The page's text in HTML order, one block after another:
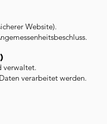
Website).
verwaltet.
verarbeitet werden.